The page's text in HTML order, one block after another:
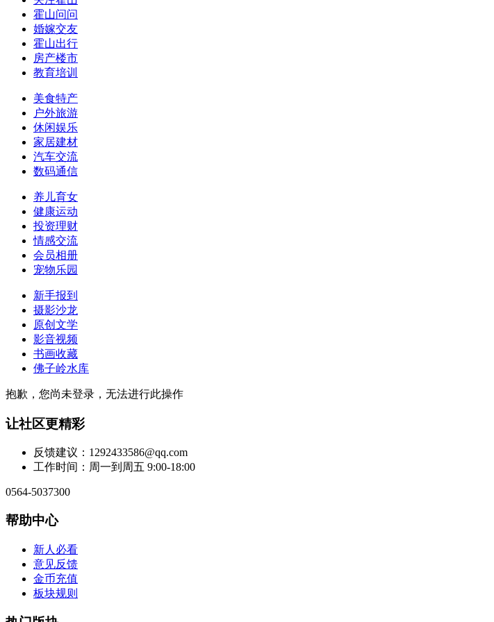
霍山问问
婚嫁交友
霍山出行
房产楼市
教育培训
美食特产
户外旅游
休闲娱乐
家居建材
汽车交流
数码通信
养儿育女
健康运动
投资理财
情感交流
会员相册
宠物乐园
新手报到
摄影沙龙
原创文学
影音视频
书画收藏
佛子岭水库
抱歉，您尚未登录，无法进行此操作
让社区更精彩
反馈建议：1292433586@qq.com
工作时间：周一到周五 9:00-18:00
0564-5037300
帮助中心
新人必看
意见反馈
金币充值
板块规则